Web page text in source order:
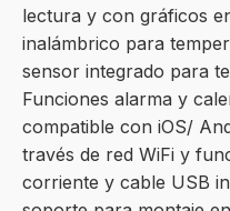
lectura y con gráficos
inalámbrico para
sensor integrado para
Funciones alarma y
compatible con iOS/
través de red WiFi y
corriente y cable USB